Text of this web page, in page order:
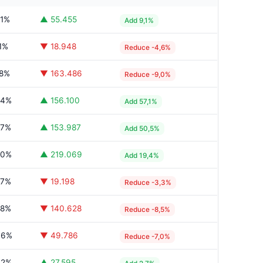
▲ 55.455 Add 9,1%
▼ 18.948 Reduce -4,6%
▼ 163.486 Reduce -9,0%
▲ 156.100 Add 57,1%
▲ 153.987 Add 50,5%
▲ 219.069 Add 19,4%
▼ 19.198 Reduce -3,3%
▼ 140.628 Reduce -8,5%
▼ 49.786 Reduce -7,0%